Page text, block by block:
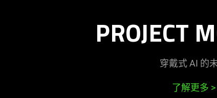
PROJECT
穿戴式 AI 的
了解更多 >